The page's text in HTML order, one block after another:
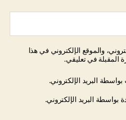
والموقع الإلكتروني في هذا
المقبلة في تعليقي.
بواسطة البريد الإلكتروني.
بواسطة البريد الإلكتروني.